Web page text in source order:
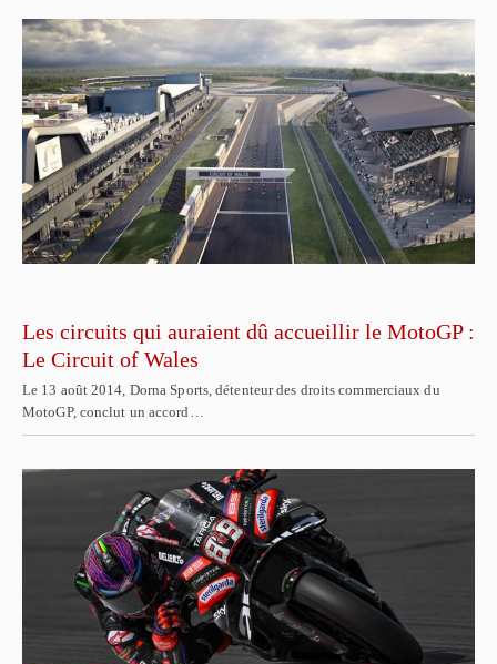
Les circuits qui auraient dû accueillir le MotoGP :
Le Circuit of Wales
Le 13 août 2014, Dorna Sports, détenteur des droits commerciaux du
MotoGP, conclut un accord…